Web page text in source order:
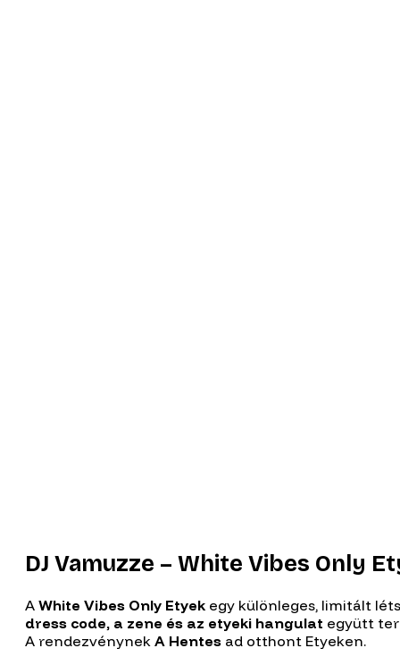
DJ Vamuzze – White Vibes Only
A White Vibes Only Etyek egy különleges, limitált
dress code, a zene és az etyeki hangulat együtt
A rendezvénynek A Hentes ad otthont Etyeken.